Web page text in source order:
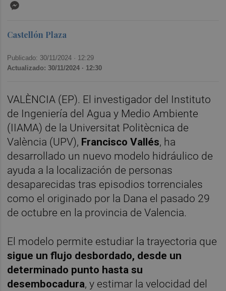
Castellón Plaza
Publicado: 30/11/2024 · 12:29
Actualizado: 30/11/2024 · 12:30
VALÈNCIA (EP). El investigador del Instituto
de Ingeniería del Agua y Medio Ambiente
(IIAMA) de la Universitat Politècnica de
València (UPV), Francisco Vallés, ha
desarrollado un nuevo modelo hidráulico de
ayuda a la localización de personas
desaparecidas tras episodios torrenciales
como el originado por la Dana el pasado 29
de octubre en la provincia de Valencia.
El modelo permite estudiar la trayectoria que
sigue un flujo desbordado, desde un
determinado punto hasta su
desembocadura, y estimar la velocidad del